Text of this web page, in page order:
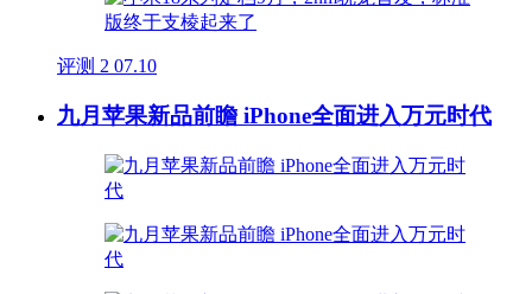
评测 2 07.10
九月苹果新品前瞻 iPhone全面进入万元时代